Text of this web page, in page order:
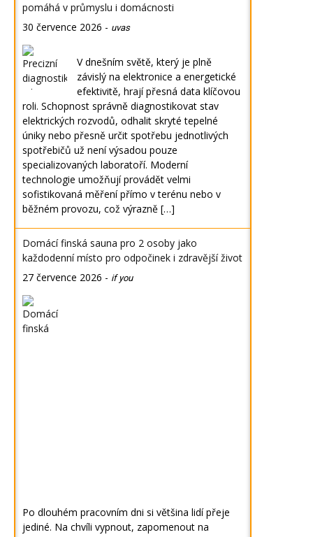
pomáhá v průmyslu i domácnosti
30 července 2026 - uvas
V dnešním světě, který je plně
závislý na elektronice a energetické
efektivitě, hrají přesná data klíčovou
roli. Schopnost správně diagnostikovat stav
elektrických rozvodů, odhalit skryté tepelné
úniky nebo přesně určit spotřebu jednotlivých
spotřebičů už není výsadou pouze
specializovaných laboratoří. Moderní
technologie umožňují provádět velmi
sofistikovaná měření přímo v terénu nebo v
běžném provozu, což výrazně […]
Domácí finská sauna pro 2 osoby jako
každodenní místo pro odpočinek i zdravější život
27 července 2026 - if you
Po dlouhém pracovním dni si většina lidí přeje
jediné. Na chvíli vypnout, zapomenout na